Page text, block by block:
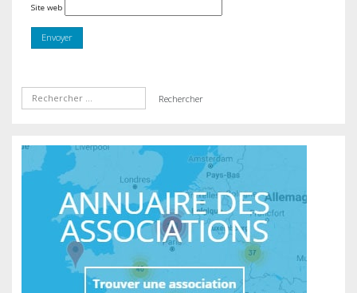
Site web